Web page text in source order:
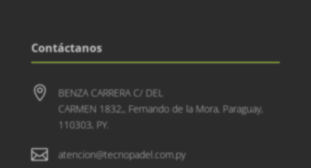
Contáctanos

BENZA CARRERA C/ DEL
CARMEN 1832,, Fernando de la Mora, Paraguay,
110303, PY.
 atencion@tecnopadel.com.py